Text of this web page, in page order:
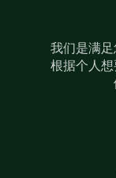
我们是满
根据个人